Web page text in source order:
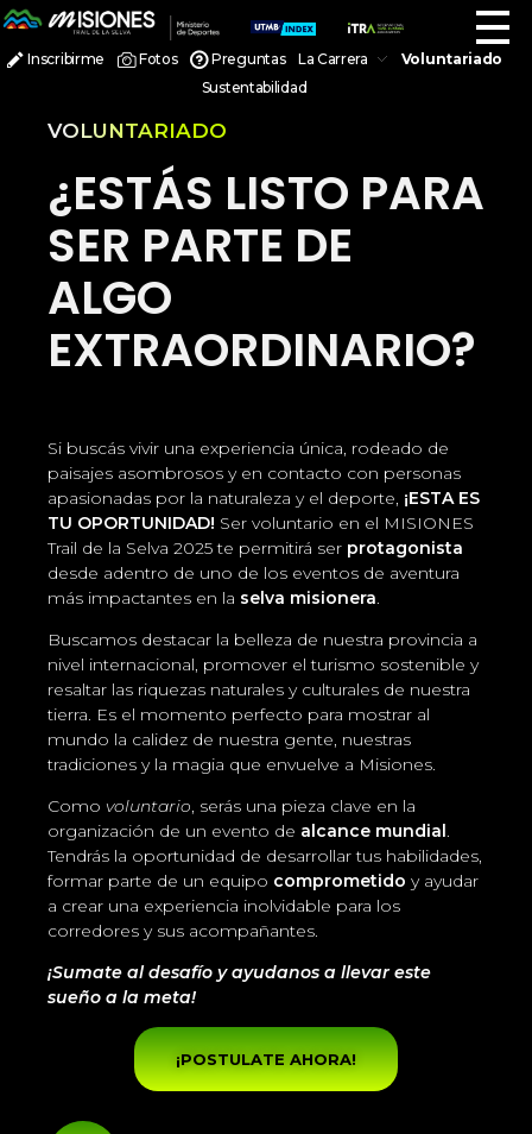
Misiones Trail de la Selva
Misiones Trail de la Selva es una emocionante carrera de trail running en el corazón de la selva misionera, Argentina. Corre entre paisajes exuberantes y desafía tus límites en una experiencia única de aventura y naturaleza
Inscribirme Fotos Preguntas La Carrera
Voluntariado
Sustentabilidad
VOLUNTARIADO
¿ESTÁS LISTO PARA
SER PARTE DE
ALGO
EXTRAORDINARIO?
Si buscás vivir una experiencia única, rodeado de
paisajes asombrosos y en contacto con personas
apasionadas por la naturaleza y el deporte, ¡ESTA ES
TU OPORTUNIDAD! Ser voluntario en el MISIONES
Trail de la Selva 2025 te permitirá ser protagonista
desde adentro de uno de los eventos de aventura
más impactantes en la selva misionera.
Buscamos destacar la belleza de nuestra provincia a
nivel internacional, promover el turismo sostenible y
resaltar las riquezas naturales y culturales de nuestra
tierra. Es el momento perfecto para mostrar al
mundo la calidez de nuestra gente, nuestras
tradiciones y la magia que envuelve a Misiones.
Como voluntario, serás una pieza clave en la
organización de un evento de alcance mundial.
Tendrás la oportunidad de desarrollar tus habilidades,
formar parte de un equipo comprometido y ayudar
a crear una experiencia inolvidable para los
corredores y sus acompañantes.
¡Sumate al desafío y ayudanos a llevar este
sueño a la meta!
¡POSTULATE AHORA!